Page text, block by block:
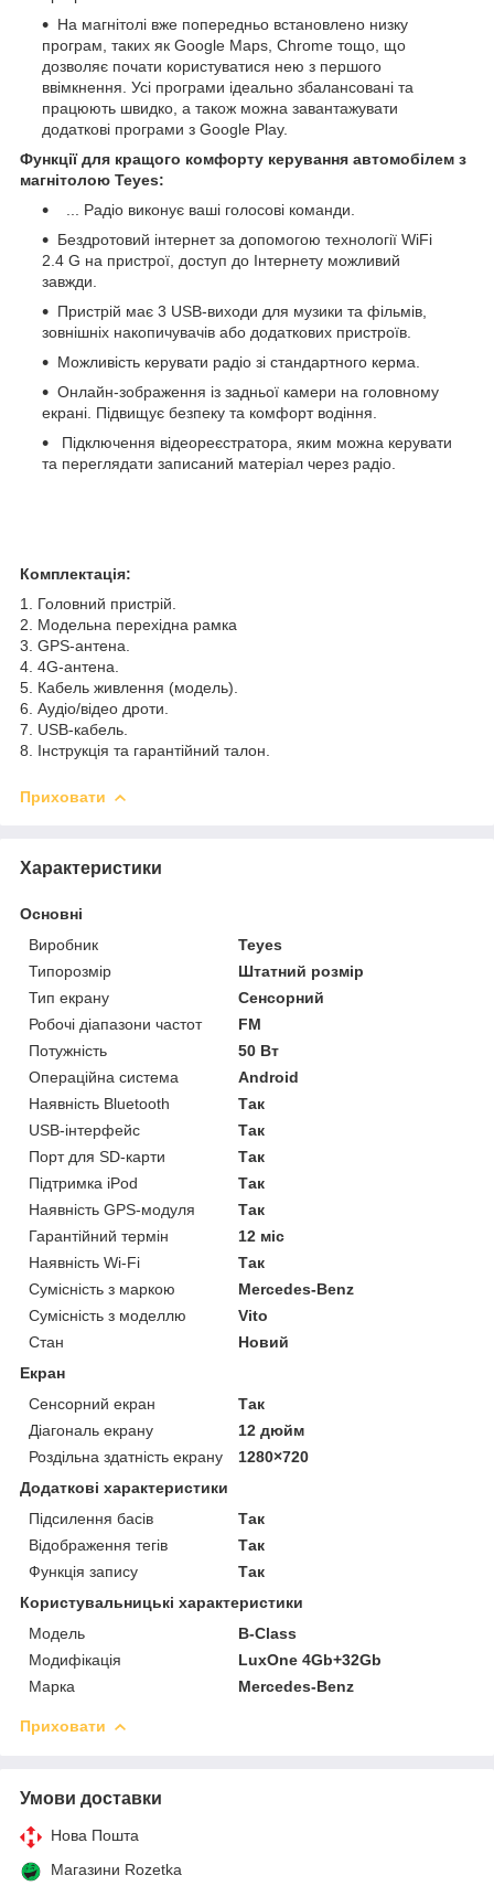
На магнітолі вже попередньо встановлено низку
програм, таких як Google Maps, Chrome тощо, що
дозволяє почати користуватися нею з першого
ввімкнення. Усі програми ідеально збалансовані та
працюють швидко, а також можна завантажувати
додаткові програми з Google Play.
Функції для кращого комфорту керування автомобілем з
магнітолою Teyes:
... Радіо виконує ваші голосові команди.
Бездротовий інтернет за допомогою технології WiFi
2.4 G на пристрої, доступ до Інтернету можливий
завжди.
Пристрій має 3 USB-виходи для музики та фільмів,
зовнішніх накопичувачів або додаткових пристроїв.
Можливість керувати радіо зі стандартного керма.
Онлайн-зображення із задньої камери на головному
екрані. Підвищує безпеку та комфорт водіння.
Підключення відеореєстратора, яким можна керувати
та переглядати записаний матеріал через радіо.
Комплектація:
1. Головний пристрій.
2. Модельна перехідна рамка
3. GPS-антена.
4. 4G-антена.
5. Кабель живлення (модель).
6. Аудіо/відео дроти.
7. USB-кабель.
8. Інструкція та гарантійний талон.
Приховати
Характеристики
Основні
Виробник
Teyes
Типорозмір
Штатний розмір
Тип екрану
Сенсорний
Робочі діапазони частот
FM
Потужність
50 Вт
Операційна система
Android
Наявність Bluetooth
Так
USB-інтерфейс
Так
Порт для SD-карти
Так
Підтримка iPod
Так
Наявність GPS-модуля
Так
Гарантійний термін
12 міс
Наявність Wi-Fi
Так
Сумісність з маркою
Mercedes-Benz
Сумісність з моделлю
Vito
Стан
Новий
Екран
Сенсорний екран
Так
Діагональ екрану
12 дюйм
Роздільна здатність екрану
1280×720
Додаткові характеристики
Підсилення басів
Так
Відображення тегів
Так
Функція запису
Так
Користувальницькі характеристики
Мoдель
B-Class
Модифікація
LuxOne 4Gb+32Gb
Марка
Mercedes-Benz
Приховати
Умови доставки
Нова Пошта
Магазини Rozetka